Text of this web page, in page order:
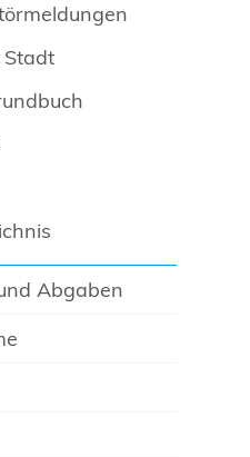
Stadt
Abgaben